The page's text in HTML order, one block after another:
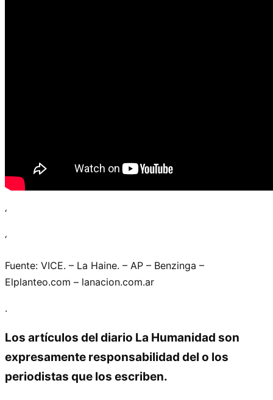
‘
‘
Fuente: VICE. – La Haine. – AP – Benzinga –
Elplanteo.com – lanacion.com.ar
.
Los artículos del diario La Humanidad son
expresamente responsabilidad del o los
periodistas que los escriben.